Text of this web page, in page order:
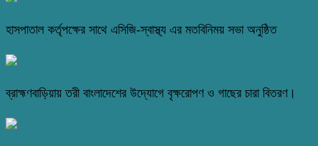
হাসপাতাল কর্তৃপক্ষের সাথে এসিজি-স্বাস্থ্য এর মতবিনিময় সভা অনুষ্ঠিত
ব্রাহ্মণবাড়িয়ায় তরী বাংলাদেশের উদ্যোগে বৃক্ষরোপণ ও গাছের চারা বিতরণ।